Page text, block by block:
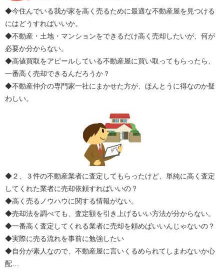
◆今住んでいる我が家を高く売るために最適な不動産屋を見つける
にはどうすればいいか。
◆不動産・土地・マンションをできるだけ高く売却したいが、何が
必要か分からない。
◆高値買取をアピールしている不動産屋に買い取ってもらったら、
一番高く売却できるんだろうか？
◆不動産仲介の専門家一社にまかせた方が、ほんとうに得なのか疑
わしい。
◆２、３件の不動産業者に査定してもらったけど、単純に高く査定
してくれた業者に売却依頼すればいいの？
◆高く売るノウハウに関する情報がない。
◆売却法を調べても、査定額を引き上げるいい方法が分からない。
◆一番高く査定してくれる業者に売却を頼めばいいんじゃないの？
◆実際に売る流れを事前に勉強したい
◆自分が素人なので、不動産屋に言いくるめられてしまわないか心
配…